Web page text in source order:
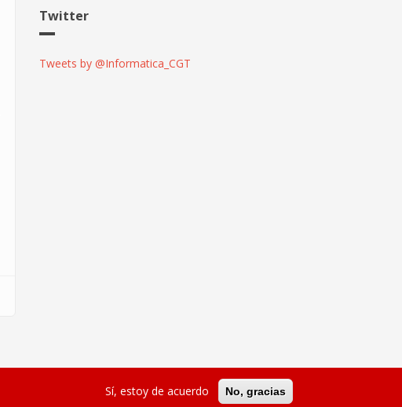
Twitter
Tweets by @Informatica_CGT
Sí, estoy de acuerdo No, gracias